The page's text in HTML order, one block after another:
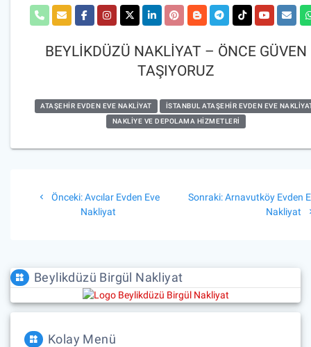
BEYLİKDÜZÜ NAKLİYAT – ÖNCE GÜVEN
TAŞIYORUZ
ATAŞEHIR EVDEN EVE NAKLIYAT
İSTANBUL ATAŞEHIR EVDEN EVE
NAKLIYE VE DEPOLAMA HIZMETLERI
gezinmesi
Önceki: Önceki
yazı:
Avcılar Evden Eve
Nakliyat
Sonraki: Sonraki
Arnavutköy Evden
Nakliyat
Beylikdüzü Birgül Nakliyat
Kolay Menü